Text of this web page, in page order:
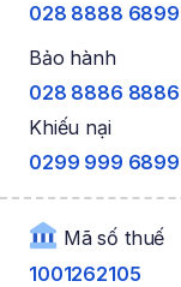
028 8888 6899
Bảo hành
028 8886 8886
Khiếu nại
0299 999 6899
Mã số thuế
1001262105